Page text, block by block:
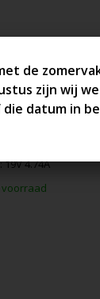
4.74A
voorraad